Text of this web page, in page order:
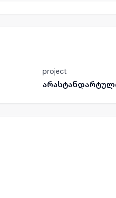
project